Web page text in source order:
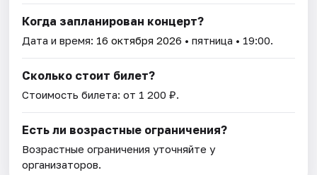
Когда запланирован концерт?
Дата и время: 16 октября 2026 • пятница • 19:00.
Сколько стоит билет?
Стоимость билета: от 1 200 ₽.
Есть ли возрастные ограничения?
Возрастные ограничения уточняйте у
организаторов.